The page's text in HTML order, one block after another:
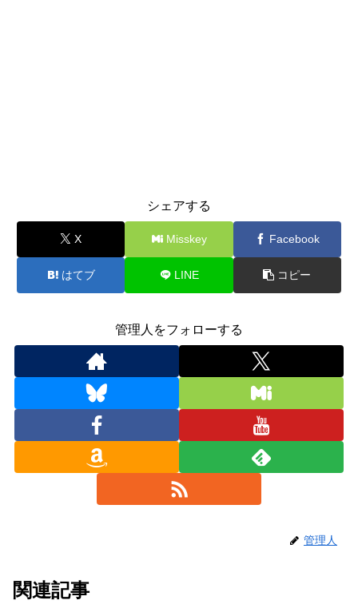
シェアする
X Misskey Facebook
はてブ LINE コピー
管理人をフォローする
管理人
関連記事